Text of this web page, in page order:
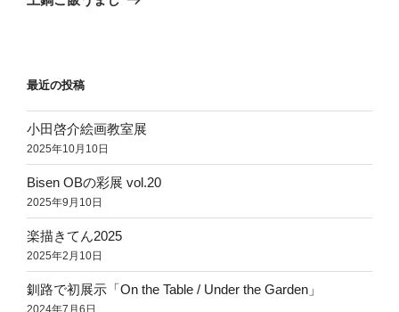
ン
最近の投稿
小田啓介絵画教室展
2025年10月10日
Bisen OBの彩展 vol.20
2025年9月10日
楽描きてん2025
2025年2月10日
釧路で初展示「On the Table / Under the Garden」
2024年7月6日